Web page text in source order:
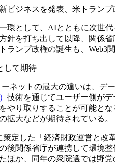
ビジネスを発表、米トラン
環として、AIとともに次世
針を打ち出して以降、関係
ランプ政権の誕生も、Web3
して期待
ネットの最大の違いは、デ
技術を通じてユーザー側が
やり取りすることが可能とな
拡大などが期待されている。
策定した「経済財政運営と改
後関係省庁が連携して環境
ほか、同年の衆院選では野